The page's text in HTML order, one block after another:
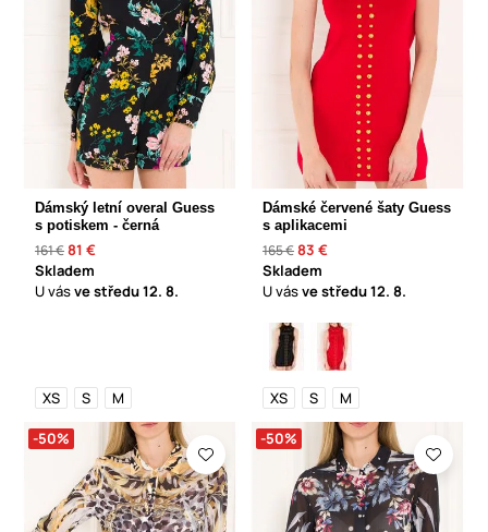
Dámský letní overal Guess
s potiskem - černá
161 €81 €
Skladem
U vásve středu12. 8.
XS S M
Dámské červené šaty Guess
s aplikacemi
165 €83 €
Skladem
U vásve středu12. 8.
XS S M
-50% -50%